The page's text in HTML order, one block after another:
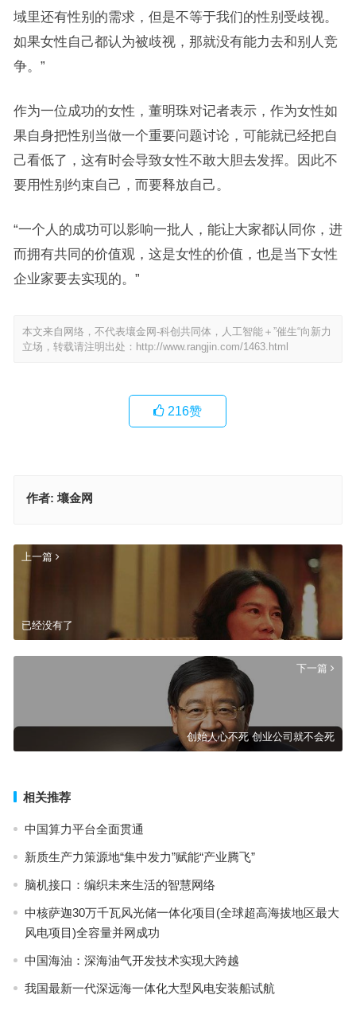
域里还有性别的需求，但是不等于我们的性别受歧视。
如果女性自己都认为被歧视，那就没有能力去和别人竞
争。”
作为一位成功的女性，董明珠对记者表示，作为女性如
果自身把性别当做一个重要问题讨论，可能就已经把自
己看低了，这有时会导致女性不敢大胆去发挥。因此不
要用性别约束自己，而要释放自己。
“一个人的成功可以影响一批人，能让大家都认同你，进
而拥有共同的价值观，这是女性的价值，也是当下女性
企业家要去实现的。”
本文来自网络，不代表壤金网-科创共同体，人工智能＋”催生“向新力
立场，转载请注明出处： http://www.rangjin.com/1463.html
216赞
作者: 壤金网
上一篇
已经没有了
下一篇
创始人心不死 创业公司就不会死
相关推荐
中国算力平台全面贯通
新质生产力策源地“集中发力”赋能“产业腾飞”
脑机接口：编织未来生活的智慧网络
中核萨迦30万千瓦风光储一体化项目(全球超高海拔地区最大
风电项目)全容量并网成功
中国海油：深海油气开发技术实现大跨越
我国最新一代深远海一体化大型风电安装船试航